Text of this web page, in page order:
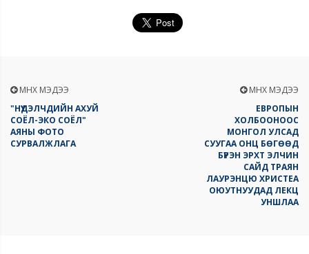
ӨМНӨХ МЭДЭЭ
"НҮҮДЭЛЧДИЙН АХУЙ
СОЁЛ-ЭКО СОЁЛ"
АЯНЫ ФОТО
СУРВАЛЖЛАГА
ӨМНӨХ МЭДЭЭ
ЕВРОПЫН
ХОЛБООНООС
МОНГОЛ УЛСАД
СУУГАА ОНЦ БӨГӨӨД
БҮРЭН ЭРХТ ЭЛЧИН
САЙД ТРАЯН
ЛАУРЭНЦЮ ХРИСТЕА
ОЮУТНУУДАД ЛЕКЦ
УНШЛАА